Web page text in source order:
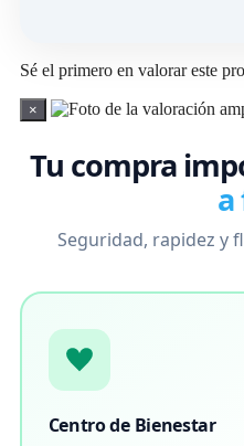
Sé el primero en valorar este
×
Tu compra
a
Seguridad, rapidez y
Centro de Bienestar